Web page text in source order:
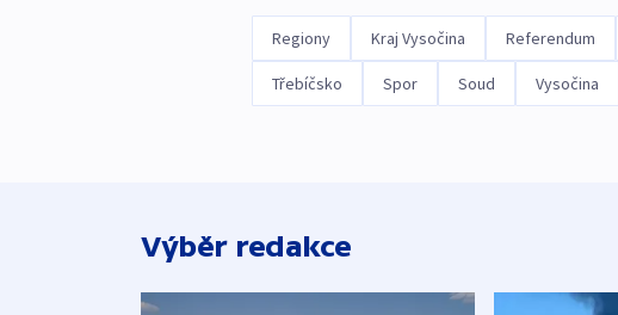
Regiony Kraj Vysočina Referendum
Třebíčsko Spor Soud Vysočina
Výběr redakce